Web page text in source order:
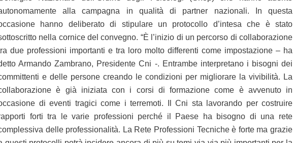
alla campagna in qualità di partner nazionali. In questa
hanno deliberato di stipulare un protocollo d’intesa che è stato
nella cornice del convegno. “È l’inizio di un percorso di collaborazione
due professioni importanti e tra loro molto differenti come impostazione – ha
Armando Zambrano, Presidente Cni -. Entrambe interpretano i bisogni dei
e delle persone creando le condizioni per migliorare la vivibilità. La
è già iniziata con i corsi di formazione come è avvenuto in
di eventi tragici come i terremoti. Il Cni sta lavorando per costruire
forti tra le varie professioni perché il Paese ha bisogno di una rete
delle professionalità. La Rete Professioni Tecniche è forte ma grazie